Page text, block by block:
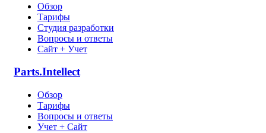
Обзор
Тарифы
Студия разработки
Вопросы и ответы
Сайт + Учет
Parts.Intellect
Обзор
Тарифы
Вопросы и ответы
Учет + Сайт